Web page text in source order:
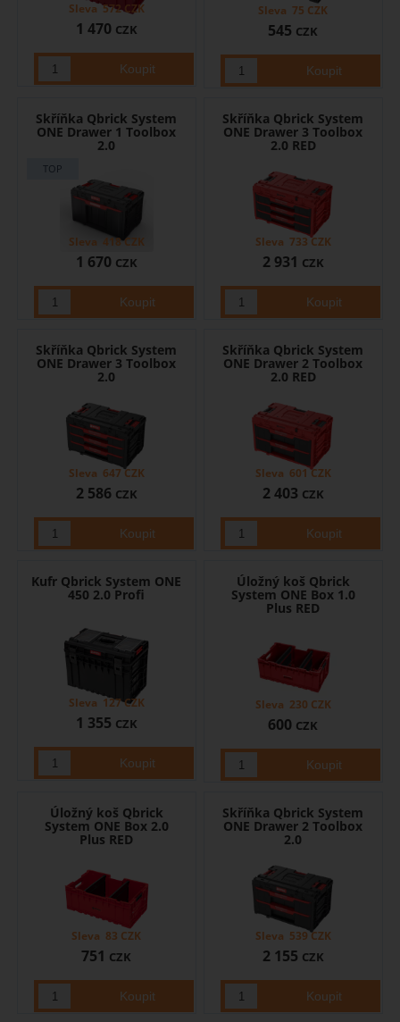
1 470 CZK
Sleva 572CZK
545 CZK
Sleva 75 CZK
Skříňka Qbrick System
ONE Drawer 1 Toolbox
2.0
1 670 CZK
Sleva 418CZK
Skříňka Qbrick System
ONE Drawer 3 Toolbox
2.0 RED
2 931 CZK
Sleva 733CZK
Skříňka Qbrick System
ONE Drawer 3 Toolbox
2.0
2 586 CZK
Sleva 647CZK
Skříňka Qbrick System
ONE Drawer 2 Toolbox
2.0 RED
2 403 CZK
Sleva 601CZK
Kufr Qbrick System ONE
450 2.0 Profi
1 355 CZK
Sleva 127CZK
Úložný koš Qbrick
System ONE Box 1.0
Plus RED
600 CZK
Sleva 230 CZK
Úložný koš Qbrick
System ONE Box 2.0
Plus RED
751 CZK
Sleva 83 CZK
Skříňka Qbrick System
ONE Drawer 2 Toolbox
2.0
2 155 CZK
Sleva 539CZK